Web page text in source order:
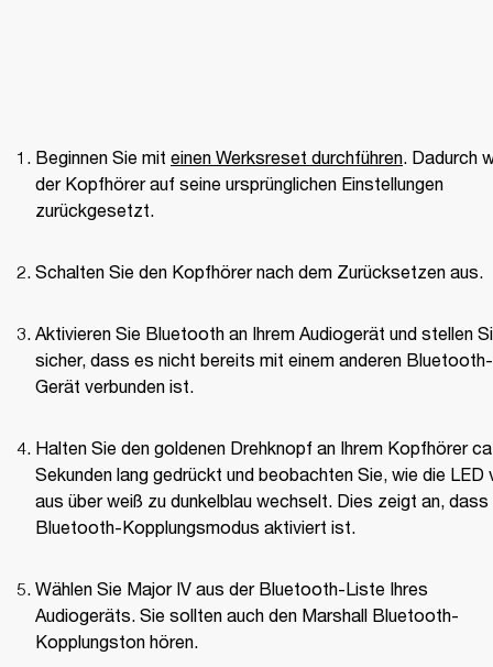
Beginnen Sie mit einen Werksreset durchführen. Dadurch
der Kopfhörer auf seine ursprünglichen Einstellungen
zurückgesetzt.
Schalten Sie den Kopfhörer nach dem Zurücksetzen aus.
Aktivieren Sie Bluetooth an Ihrem Audiogerät und stellen
sicher, dass es nicht bereits mit einem anderen Bluetooth-
Gerät verbunden ist.
Halten Sie den goldenen Drehknopf an Ihrem Kopfhörer
Sekunden lang gedrückt und beobachten Sie, wie die LED
aus über weiß zu dunkelblau wechselt. Dies zeigt an, dass
Bluetooth-Kopplungsmodus aktiviert ist.
Wählen Sie Major IV aus der Bluetooth-Liste Ihres
Audiogeräts. Sie sollten auch den Marshall Bluetooth-
Kopplungston hören.